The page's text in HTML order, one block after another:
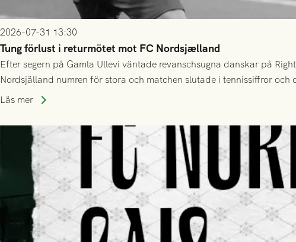
2026-07-31 13:30
Tung förlust i returmötet mot FC Nordsjælland
Efter segern på Gamla Ullevi väntade revanschsugna danskar på
Nordsjälland numren för stora och matchen slutade i tennissiffror och
Läs mer